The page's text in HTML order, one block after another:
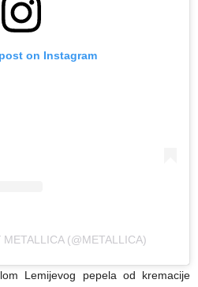
on Instagram
(@METALLICA)
Lemijevog pepela od kremacije